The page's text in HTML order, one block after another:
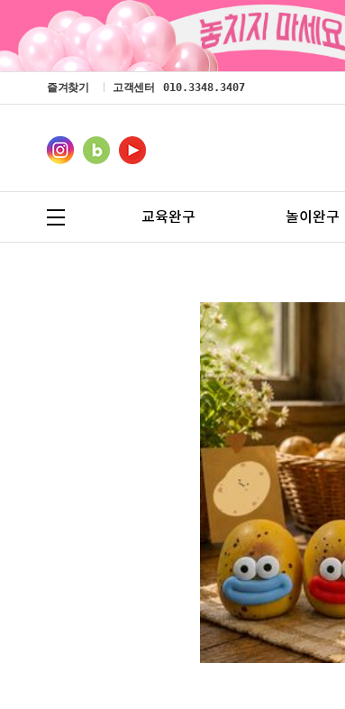
즐겨찾기 고객센터 010.3348.3407
교육완구 놀이완구